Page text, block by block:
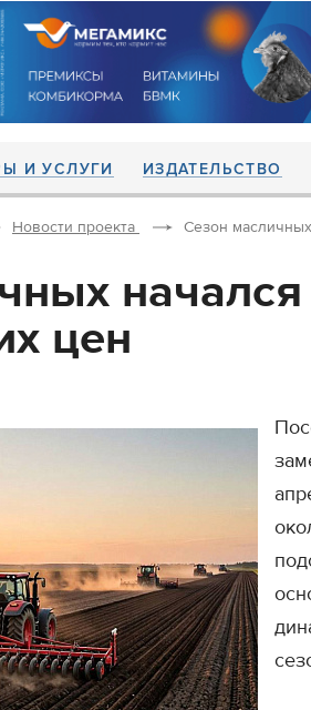
И УСЛУГИ ИЗДАТЕЛЬСТВО
Новости проекта Сезон
цен